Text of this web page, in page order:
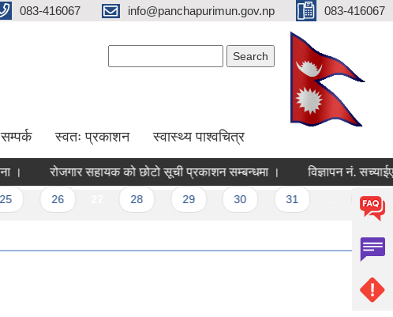
083-416067 info@panchapurimun.gov.np 083-416067
सम्पर्क स्वतः प्रकाशन स्वास्थ्य पाश्वचित्र
रोजगार सहायक को छोटो सूची प्रकाशन सम्बन्धमा । विज्ञापन नं. सच्याईएको
next ›